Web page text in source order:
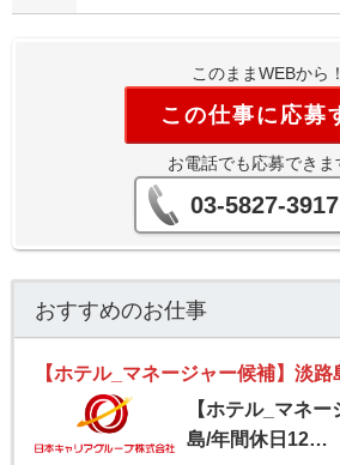
このままWEBから！
この仕事に応募
お電話でも応募できま
03-5827-3917
おすすめのお仕事
【ホテル_マネ
島/年間休日12…